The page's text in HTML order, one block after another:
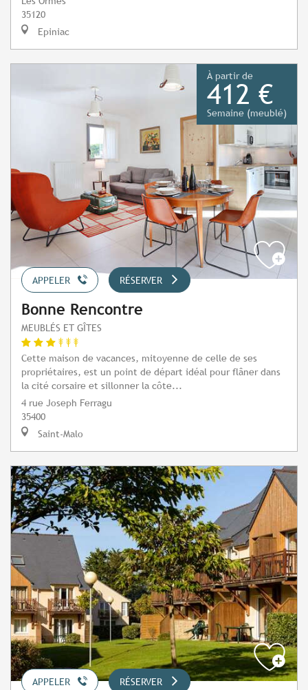
35120
Epiniac
À partir de
412 €
Semaine (meublé)
APPELER RÉSERVER
Bonne Rencontre
MEUBLÉS ET GÎTES
Cette maison de vacances, mitoyenne de celle de ses
propriétaires, est un point de départ idéal pour flâner dans
la cité corsaire et sillonner la côte...
4 rue Joseph Ferragu
35400
Saint-Malo
APPELER RÉSERVER